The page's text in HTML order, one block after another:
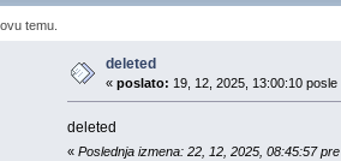
temu.
deleted
« poslato: 19, 12, 2025, 13:00:10 posle
deleted
« Poslednja izmena: 22, 12, 2025, 08:45:57